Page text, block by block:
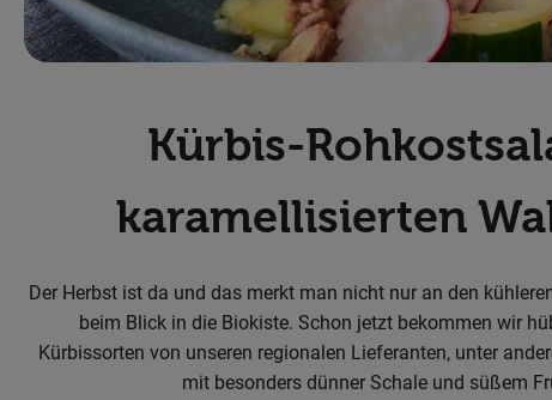
Kürbis-
karamellisierten
Der Herbst ist da und das merkt man nicht nur an den
beim Blick in die Biokiste. Schon jetzt bekommen wir
Kürbissorten von unseren regionalen Lieferanten, unter
mit besonders dünner Schale und süßem